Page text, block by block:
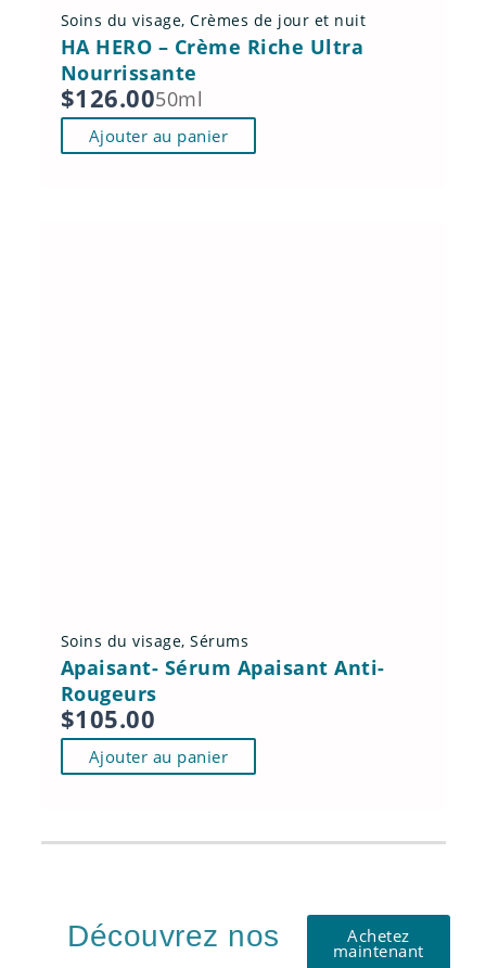
Soins du visage,Crèmes de jour et nuit
HA HERO – Crème Riche Ultra
Nourrissante
$126.0050ml
Ajouter au panier
Soins du visage,Sérums
Apaisant- Sérum Apaisant Anti-
Rougeurs
$105.00
Ajouter au panier
Découvrez nos
Achetez
maintenant